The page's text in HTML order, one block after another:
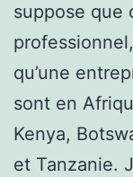
suppose que
qu’une
sont en
Kenya,
et Tanzanie.